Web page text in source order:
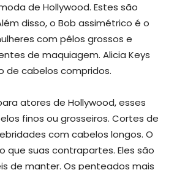
de Hollywood. Estes são
disso, o Bob assimétrico é o
com pêlos grossos e
de maquiagem. Alicia Keys
de cabelos compridos.
atores de Hollywood, esses
finos ou grosseiros. Cortes de
com cabelos longos. O
que suas contrapartes. Eles são
de manter. Os penteados mais